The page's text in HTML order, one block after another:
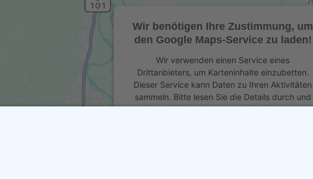
Wir benötigen Ihre Zustimmung, um
den Google Maps-Service zu laden!
Wir verwenden einen Service eines
Drittanbieters, um Karteninhalte einzubetten.
Dieser Service kann Daten zu Ihren Aktivitäten
sammeln. Bitte lesen Sie die Details durch und
stimmen Sie der Nutzung des Service zu, um